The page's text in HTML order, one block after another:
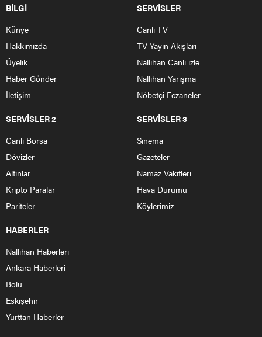
BİLGİ
Künye
Hakkımızda
Üyelik
Haber Gönder
İletişim
SERVİSLER
Canlı TV
TV Yayın Akışları
Nallıhan Canlı izle
Nallıhan Yarışma
Nöbetçi Eczaneler
SERVİSLER 2
Canlı Borsa
Dövizler
Altınlar
Kripto Paralar
Pariteler
SERVİSLER 3
Sinema
Gazeteler
Namaz Vakitleri
Hava Durumu
Köylerimiz
HABERLER
Nallıhan Haberleri
Ankara Haberleri
Bolu
Eskişehir
Yurttan Haberler